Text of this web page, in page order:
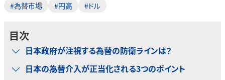
#為替市場 #円高 #ドル
目次
日本政府が注視する為替の防衛ラインは？
日本の為替介入が正当化される3つのポイント